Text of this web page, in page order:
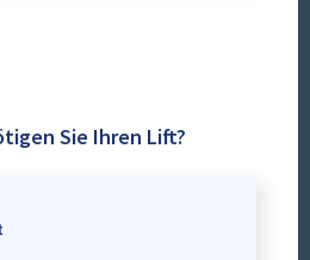
Sie Ihren Lift?